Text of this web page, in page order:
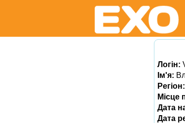
Логін:
Ім'я:
Регіон:
Місце
Дата
Дата